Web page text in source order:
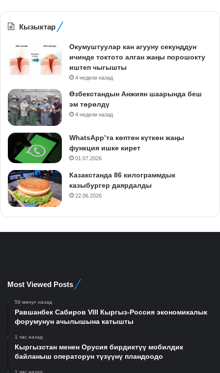
Кызыктар
Окумуштуулар кан агууну секунддун
ичинде токтото алган жаңы порошокту
иштеп чыгышты
4 недели назад
Өзбекстандын Анжиян шаарында беш
эм төрөлдү
4 недели назад
WhatsApp’та көптөн күткөн жаңы
функция ишке кирет
01.07.2026
Казакстанда 86 килограммдык
казыбургер даярдалды
22.06.2026
Most Viewed Posts
59 минут назад
Равшанбек Сабиров VIII Кыргыз-Россия экономикалык
форумунун ачылышына катышты
1 час назад
Кыргызстан менен Орусия бирдиктүү мобилдик
байланыш операторун түзүүнү пландоодо
1 час назад